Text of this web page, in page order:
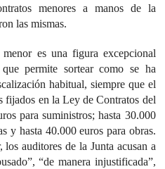
menores a manos de la
las mismas.
es una figura excepcional
permite sortear como se ha
habitual, siempre que el
fijados en la Ley de Contratos del
para suministros; hasta 30.000
y hasta 40.000 euros para obras.
los auditores de la Junta acusan a
“de manera injustificada”,